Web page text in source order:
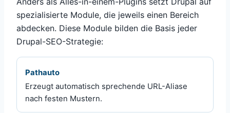
spezialisierte Module, die jeweils einen Bereich
abdecken. Diese Module bilden die Basis jeder
Drupal-SEO-Strategie:
Pathauto
Erzeugt automatisch sprechende URL-Aliase
nach festen Mustern.